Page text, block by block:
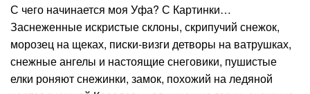
С чего начинается моя Уфа? С Картинки…
Заснеженные искристые склоны, скрипучий снежок,
морозец на щеках, писки-визги детворы на ватрушках,
снежные ангелы и настоящие снеговики, пушистые
елки роняют снежинки, замок, похожий на ледяной